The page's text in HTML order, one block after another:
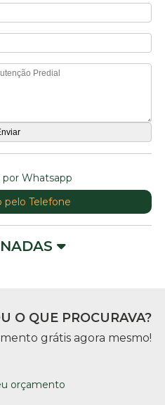
Whatsapp
pelo Telefone
O QUE PROCURAVA?
grátis agora mesmo!
orçamento